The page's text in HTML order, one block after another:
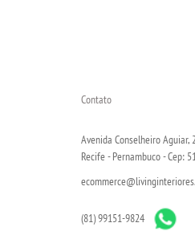
Contato
Avenida Conselheiro Aguiar,
Recife - Pernambuco - Cep:
(81) 99151-9824